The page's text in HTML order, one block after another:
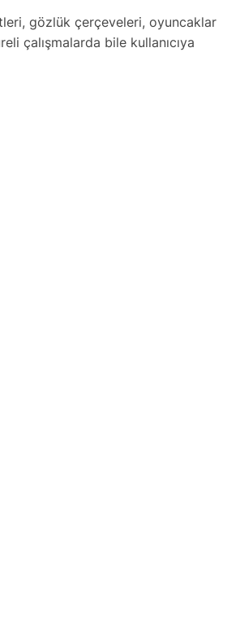
gözlük çerçeveleri, oyuncaklar
çalışmalarda bile kullanıcıya